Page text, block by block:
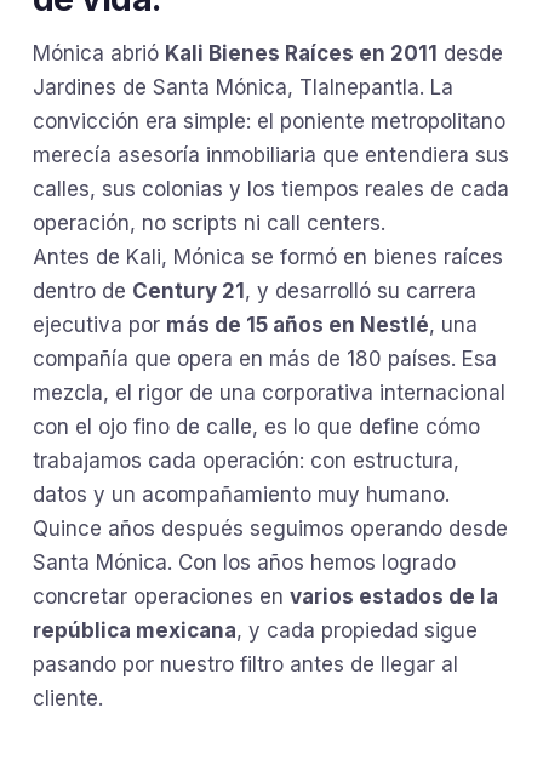
Mónica abrió Kali Bienes Raíces en 2011 desde
Jardines de Santa Mónica, Tlalnepantla. La
convicción era simple: el poniente metropolitano
merecía asesoría inmobiliaria que entendiera sus
calles, sus colonias y los tiempos reales de cada
operación, no scripts ni call centers.
Antes de Kali, Mónica se formó en bienes raíces
dentro de Century 21, y desarrolló su carrera
ejecutiva por más de 15 años en Nestlé, una
compañía que opera en más de 180 países. Esa
mezcla, el rigor de una corporativa internacional
con el ojo fino de calle, es lo que define cómo
trabajamos cada operación: con estructura,
datos y un acompañamiento muy humano.
Quince años después seguimos operando desde
Santa Mónica. Con los años hemos logrado
concretar operaciones en varios estados de la
república mexicana, y cada propiedad sigue
pasando por nuestro filtro antes de llegar al
cliente.